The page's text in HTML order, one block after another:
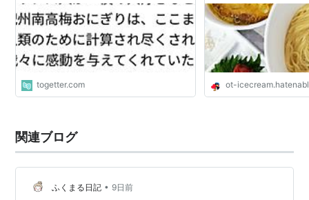
いた理由
togetter.com ot-
関連ブログ
ふくまる日記 • 9日前